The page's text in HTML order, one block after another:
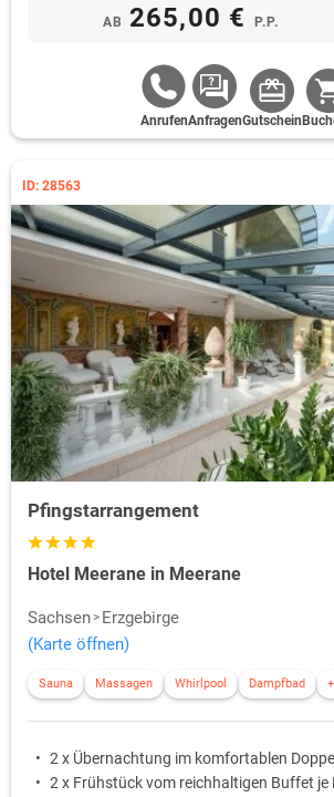
AB 265,00 € P.P.
AnrufenAnfragenGutschein
ID: 28563
Pfingstarrangement
Hotel Meerane in Meerane
Sachsen
Erzgebirge
(Karte öffnen)
Sauna Massagen Whirlpool Dampfbad
2 x Übernachtung im komfortablen
2 x Frühstück vom reichhaltigen Buffet je